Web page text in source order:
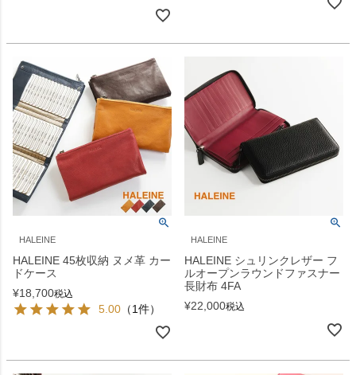
HALEINE
HALEINE 45枚収納 ヌメ革 カー
ドケース
¥18,700税込
5.00 （1件）
HALEINE
HALEINE シュリンクレザー フ
ルオープンラウンドファスナー
長財布 4FA
¥22,000税込